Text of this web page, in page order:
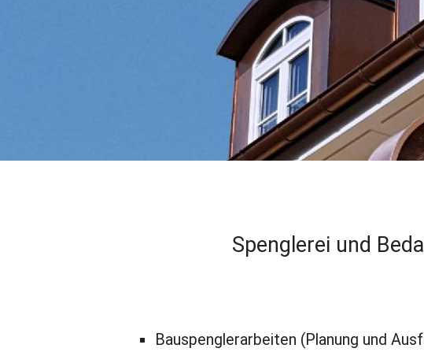
Spenglerei und
Bauspenglerarbeiten (Planung und